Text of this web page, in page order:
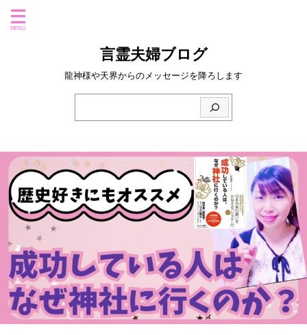
言霊夫婦ブログ
龍神様や天界からのメッセージを降ろします